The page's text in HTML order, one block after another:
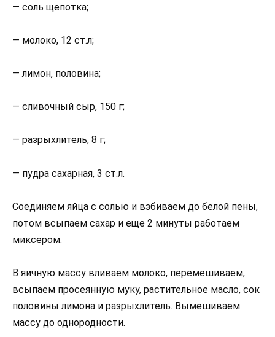
— соль щепотка;
— молоко, 12 ст.л;
— лимон, половина;
— сливочный сыр, 150 г;
— разрыхлитель, 8 г;
— пудра сахарная, 3 ст.л.
Соединяем яйца с солью и взбиваем до белой пены,
потом всыпаем сахар и еще 2 минуты работаем
миксером.
В яичную массу вливаем молоко, перемешиваем,
всыпаем просеянную муку, растительное масло, сок
половины лимона и разрыхлитель. Вымешиваем
массу до однородности.